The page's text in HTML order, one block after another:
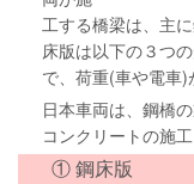
工する橋梁は、主
床版は以下の３つ
で、荷重(車や電車)
日本車両は、鋼橋
コンクリートの施
① 鋼床版